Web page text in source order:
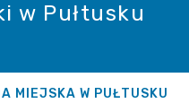
w Pułtusku
MIEJSKA W PUŁTUSKU